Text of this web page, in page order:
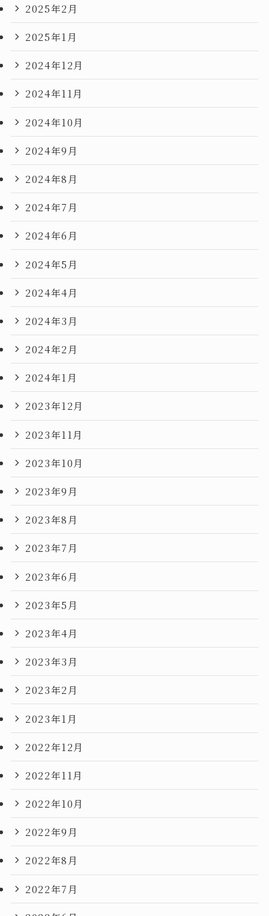
2025年2月
2025年1月
2024年12月
2024年11月
2024年10月
2024年9月
2024年8月
2024年7月
2024年6月
2024年5月
2024年4月
2024年3月
2024年2月
2024年1月
2023年12月
2023年11月
2023年10月
2023年9月
2023年8月
2023年7月
2023年6月
2023年5月
2023年4月
2023年3月
2023年2月
2023年1月
2022年12月
2022年11月
2022年10月
2022年9月
2022年8月
2022年7月